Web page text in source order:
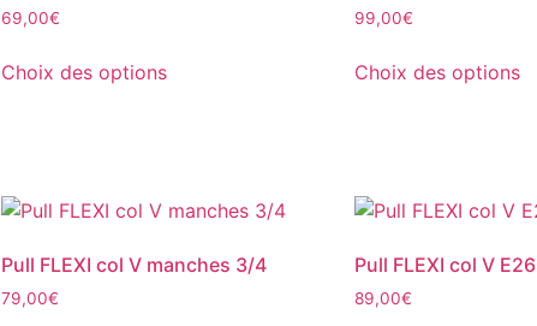
69,00€
Choix des options
99,00€
Choix des options
Pull FLEXI col V manches 3/4
79,00€
Pull FLEXI col V E26
89,00€